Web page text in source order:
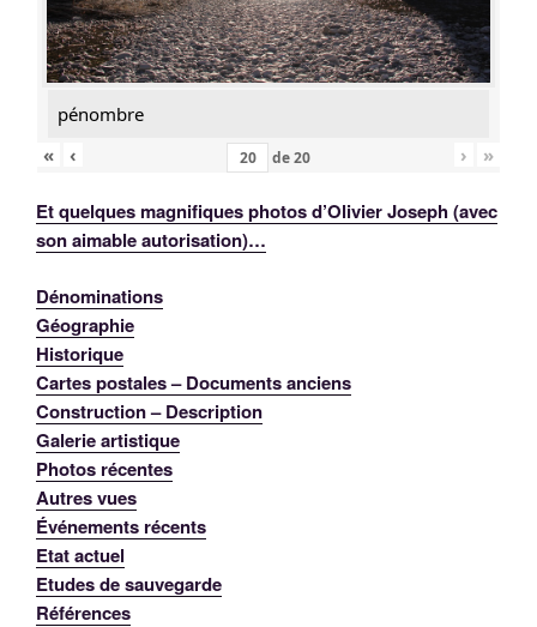
pénombre
«
‹ de20 › »
Et quelques magnifiques photos d’Olivier Joseph (avec
son aimable autorisation)…
Dénominations
Géographie
Historique
Cartes postales – Documents anciens
Construction – Description
Galerie artistique
Photos récentes
Autres vues
Événements récents
Etat actuel
Etudes de sauvegarde
Références